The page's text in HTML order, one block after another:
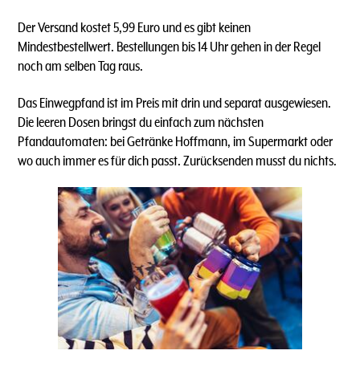
Der Versand kostet 5,99 Euro und es gibt keinen
Mindestbestellwert. Bestellungen bis 14 Uhr gehen in der Regel
noch am selben Tag raus.
Das Einwegpfand ist im Preis mit drin und separat ausgewiesen.
Die leeren Dosen bringst du einfach zum nächsten
Pfandautomaten: bei Getränke Hoffmann, im Supermarkt oder
wo auch immer es für dich passt. Zurücksenden musst du nichts.